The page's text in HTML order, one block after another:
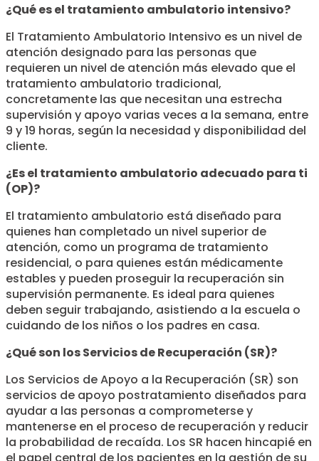
¿Qué es el tratamiento ambulatorio intensivo?
El Tratamiento Ambulatorio Intensivo es un nivel de
atención designado para las personas que
requieren un nivel de atención más elevado que el
tratamiento ambulatorio tradicional,
concretamente las que necesitan una estrecha
supervisión y apoyo varias veces a la semana, entre
9 y 19 horas, según la necesidad y disponibilidad del
cliente.
¿Es el tratamiento ambulatorio adecuado para ti
(OP)?
El tratamiento ambulatorio está diseñado para
quienes han completado un nivel superior de
atención, como un programa de tratamiento
residencial, o para quienes están médicamente
estables y pueden proseguir la recuperación sin
supervisión permanente. Es ideal para quienes
deben seguir trabajando, asistiendo a la escuela o
cuidando de los niños o los padres en casa.
¿Qué son los Servicios de Recuperación (SR)?
Los Servicios de Apoyo a la Recuperación (SR) son
servicios de apoyo postratamiento diseñados para
ayudar a las personas a comprometerse y
mantenerse en el proceso de recuperación y reducir
la probabilidad de recaída. Los SR hacen hincapié en
el papel central de los pacientes en la gestión de su